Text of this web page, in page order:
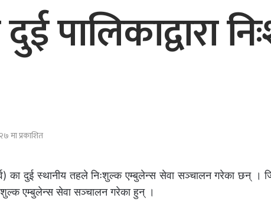
पालिकाद्वारा
मा प्रकाशित
का दुई स्थानीय तहले निःशुल्क एम्बुलेन्स सेवा सञ्चालन गरेका छन् ।
एम्बुलेन्स सेवा सञ्चालन गरेका हुन् ।